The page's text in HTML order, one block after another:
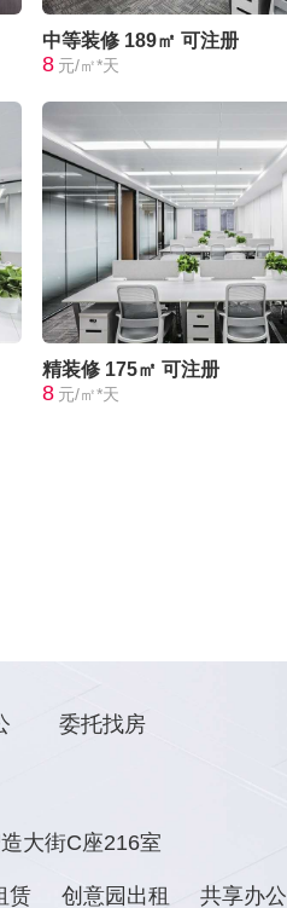
中等装修 189㎡ 可注册
8 元/㎡*天
精装修 175㎡ 可注册
8 元/㎡*天
委托找房
大街C座216室
赁 创意园出租 共享办公